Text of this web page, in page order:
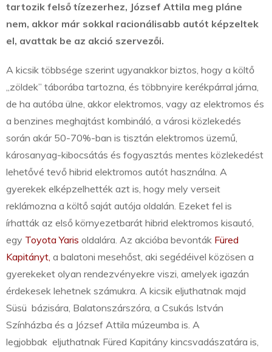
tartozik felső tízezerhez, József Attila meg pláne
nem, akkor már sokkal racionálisabb autót képzeltek
el, avattak be az akció szervezői.
A kicsik többsége szerint ugyanakkor biztos, hogy a költő
„zöldek” táborába tartozna, és többnyire kerékpárral járna,
de ha autóba ülne, akkor elektromos, vagy az elektromos és
a benzines meghajtást kombináló, a városi közlekedés
során akár 50-70%-ban is tisztán elektromos üzemű,
károsanyag-kibocsátás és fogyasztás mentes közlekedést
lehetővé tevő hibrid elektromos autót használna. A
gyerekek elképzelhették azt is, hogy mely verseit
reklámozna a költő saját autója oldalán. Ezeket fel is
írhatták az első környezetbarát hibrid elektromos kisautó,
egy Toyota Yaris oldalára. Az akcióba bevonták Füred
Kapitányt, a balatoni mesehőst, aki segédéivel közösen a
gyerekeket olyan rendezvényekre viszi, amelyek igazán
érdekesek lehetnek számukra. A kicsik eljuthatnak majd
Süsü bázisára, Balatonszárszóra, a Csukás István
Színházba és a József Attila múzeumba is. A
legjobbak eljuthatnak Füred Kapitány kincsvadászatára is,